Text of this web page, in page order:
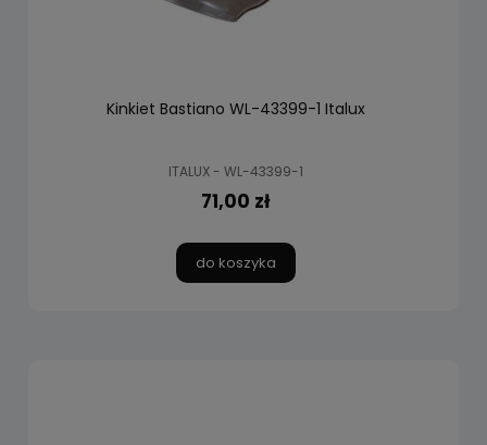
Kinkiet Bastiano WL-43399-1 Italux
ITALUX - WL-43399-1
71,00 zł
do koszyka